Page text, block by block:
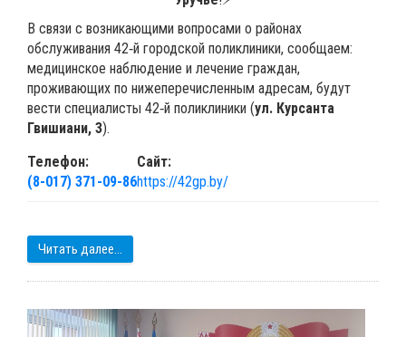
В связи с возникающими вопросами о районах
обслуживания 42‑й городской поликлиники, сообщаем:
медицинское наблюдение и лечение граждан,
проживающих по нижеперечисленным адресам, будут
вести специалисты 42‑й поликлиники (ул. Курсанта
Гвишиани, 3).
Телефон:
(8-017) 371-09-86
Сайт:
https://42gp.by/
Читать далее...